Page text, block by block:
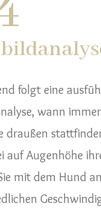
folgt eine
wann
draußen
auf Augenhöhe
mit dem Hund